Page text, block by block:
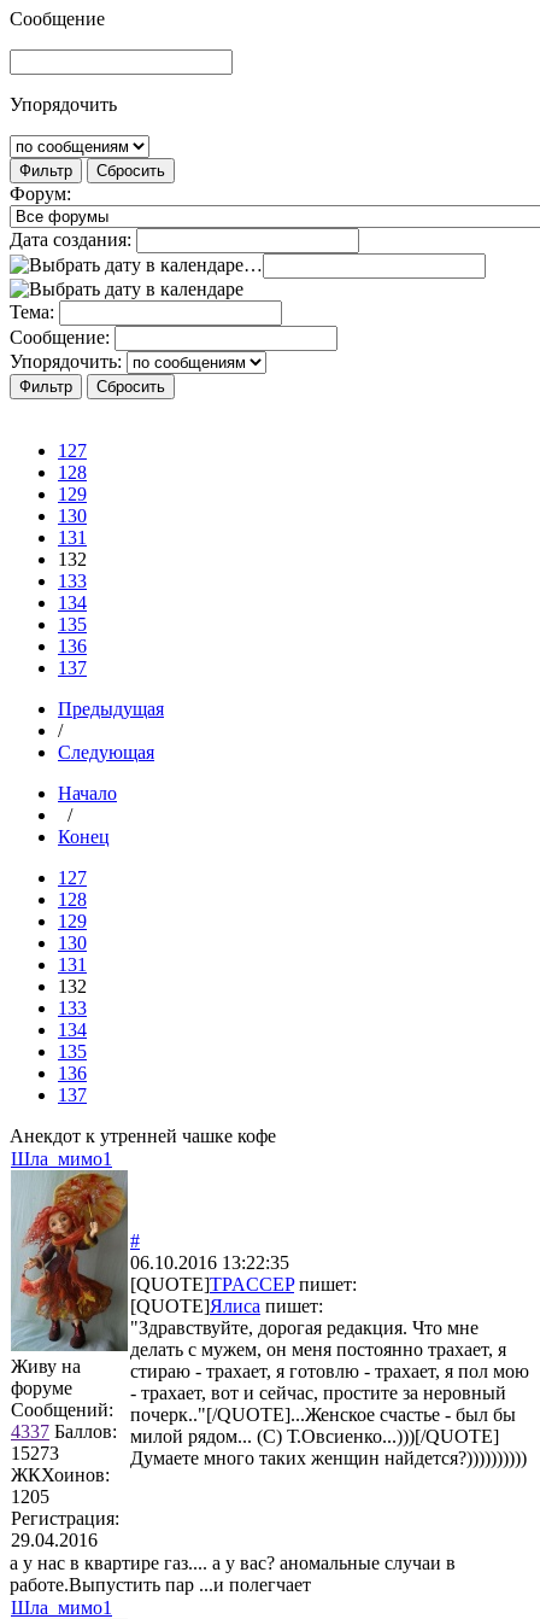
Сообщение
Упорядочить
Фильтр Сбросить
Форум:
Дата создания:
…
Тема:
Сообщение:
Упорядочить:
127
128
129
130
131
132
133
134
135
136
137
Предыдущая
/
Следующая
Начало
/
Конец
127
128
129
130
131
132
133
134
135
136
137
Анекдот к утренней чашке кофе
Шла_мимо1
Живу на
форуме
Сообщений:
4337 Баллов:
15273
ЖКХоинов:
1205
Регистрация:
29.04.2016
#
06.10.2016 13:22:35
[QUOTE]TPACCEPпишет:
[QUOTE]Ялиса пишет:
"Здравствуйте, дорогая редакция. Что мне
делать с мужем, он меня постоянно трахает, я
стираю - трахает, я готовлю - трахает, я пол мою
- трахает, вот и сейчас, простите за неровный
почерк.."[/QUOTE]...Женское счастье - был бы
милой рядом... (С) Т.Овсиенко...)))[/QUOTE]
Думаете много таких женщин найдется?))))))))))
а у нас в квартире газ.... а у вас? аномальные случаи в
работе.Выпустить пар ...и полегчает
Шла_мимо1